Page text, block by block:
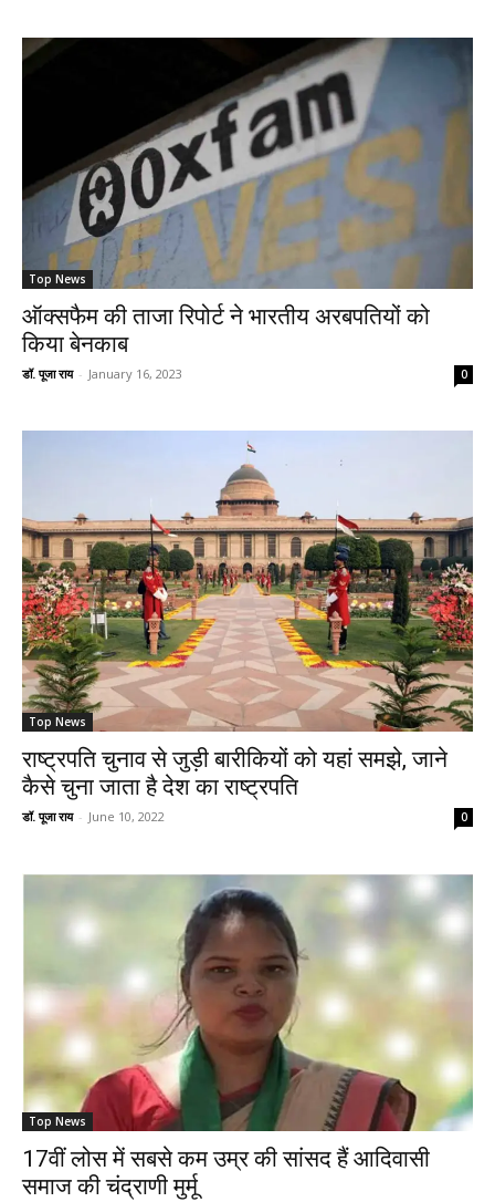
Top News
ऑक्सफैम की ताजा रिपोर्ट ने भारतीय अरबपतियों को
किया बेनकाब
डॉ. पूजा राय - January 16, 2023 0
Top News
राष्ट्रपति चुनाव से जुड़ी बारीकियों को यहां समझे, जाने
कैसे चुना जाता है देश का राष्ट्रपति
डॉ. पूजा राय - June 10, 2022 0
Top News
17वीं लोस में सबसे कम उम्र की सांसद हैं आदिवासी
समाज की चंद्राणी मुर्मू